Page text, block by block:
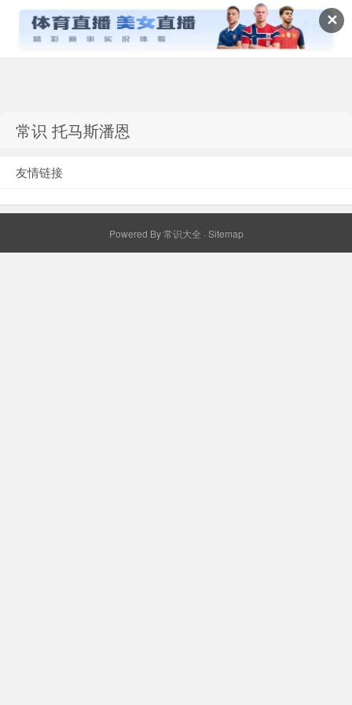
✕
常识 托马斯潘恩
友情链接
Powered By常识大全 · Sitemap